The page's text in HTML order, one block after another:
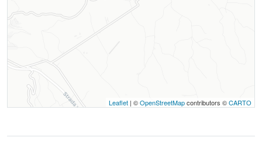
Leaflet | ©OpenStreetMapcontributors ©CARTO